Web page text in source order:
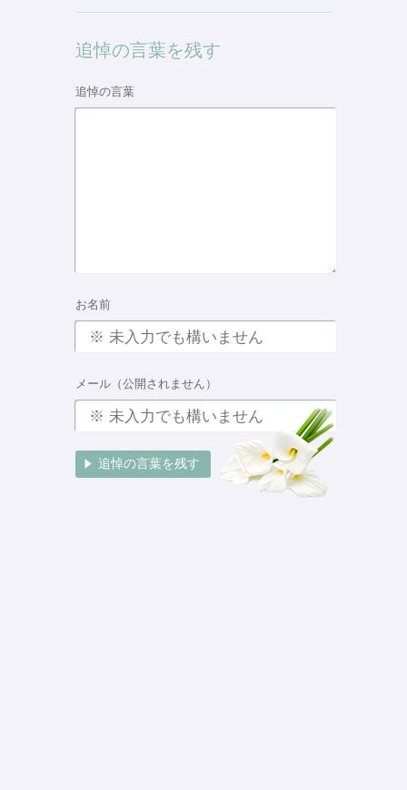
追悼の言葉を残す
追悼の言葉
お名前
メール（公開されません）